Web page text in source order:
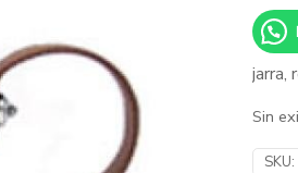
jarra,
Sin
SKU: